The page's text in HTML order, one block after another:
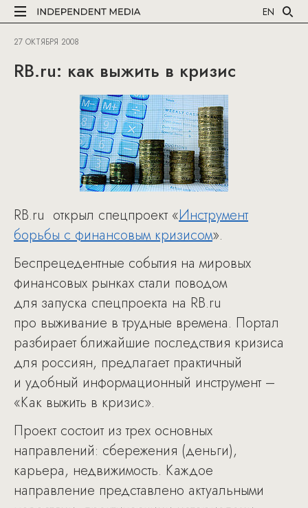
EN
27 ОКТЯБРЯ 2008
RB.ru: как выжить в кризис
RB.ru открыл спецпроект «Инструмент
борьбы с финансовым кризисом».
Беспрецедентные события на мировых
финансовых рынках стали поводом
для запуска спецпроекта на RB.ru
про выживание в трудные времена. Портал
разбирает ближайшие последствия кризиса
для россиян, предлагает практичный
и удобный информационный инструмент –
«Как выжить в кризис».
Проект состоит из трех основных
направлений: сбережения (деньги),
карьера, недвижимость. Каждое
направление представлено актуальными